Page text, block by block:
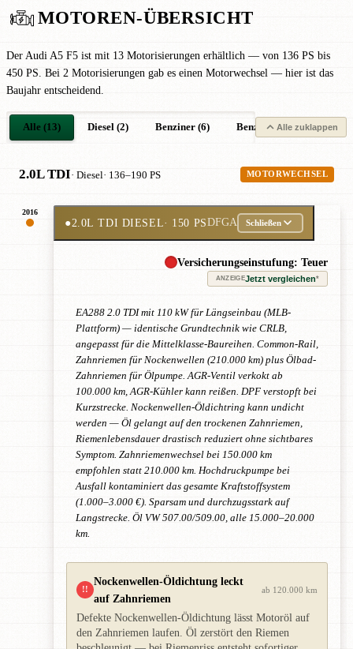
MOTOREN-ÜBERSICHT
Der Audi A5 F5 ist mit 13 Motorisierungen erhältlich — von 136 PS bis
450 PS. Bei 2 Motorisierungen gab es einen Motorwechsel — hier ist das
Baujahr entscheidend.
Alle (13) Diesel (2) Benziner (6) Benziner Mild-Hybrid (2)
Alle zuklappen
2.0L TDI· Diesel· 136–190 PS MOTORWECHSEL
2016
●2.0L TDI DIESEL· 150 PSDFGA Schließen
Versicherungseinstufung: Teuer
ANZEIGEJetzt vergleichen*
EA288 2.0 TDI mit 110 kW für Längseinbau (MLB-
Plattform) — identische Grundtechnik wie CRLB,
angepasst für die Mittelklasse-Baureihen. Common-Rail,
Zahnriemen für Nockenwellen (210.000 km) plus Ölbad-
Zahnriemen für Ölpumpe. AGR-Ventil verkokt ab
100.000 km, AGR-Kühler kann reißen. DPF verstopft bei
Kurzstrecke. Nockenwellen-Öldichtring kann undicht
werden — Öl gelangt auf den trockenen Zahnriemen,
Riemenlebensdauer drastisch reduziert ohne sichtbares
Symptom. Zahnriemenwechsel bei 150.000 km
empfohlen statt 210.000 km. Hochdruckpumpe bei
Ausfall kontaminiert das gesamte Kraftstoffsystem
(1.000–3.000 €). Sparsam und durchzugsstark auf
Langstrecke. Öl VW 507.00/509.00, alle 15.000–20.000
km.
!!
Nockenwellen-Öldichtung leckt
auf Zahnriemen
ab 120.000 km
Defekte Nockenwellen-Öldichtung lässt Motoröl auf
den Zahnriemen laufen. Öl zerstört den Riemen